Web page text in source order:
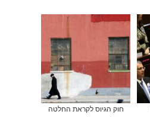
חוק הגיוס לקראת החלטה